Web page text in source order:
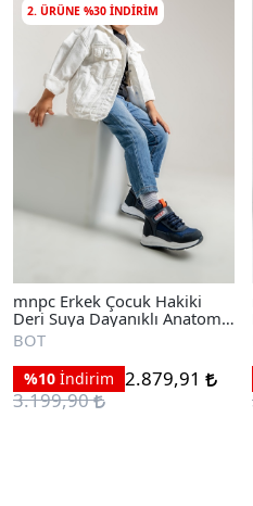
2. ÜRÜNE %30 INDIRIM
mnpc Erkek Çocuk Hakiki
Deri Suya Dayanıklı Anatomik
Günlük Bot
BOT
%10 İndirim 2.879,91
3.199,90